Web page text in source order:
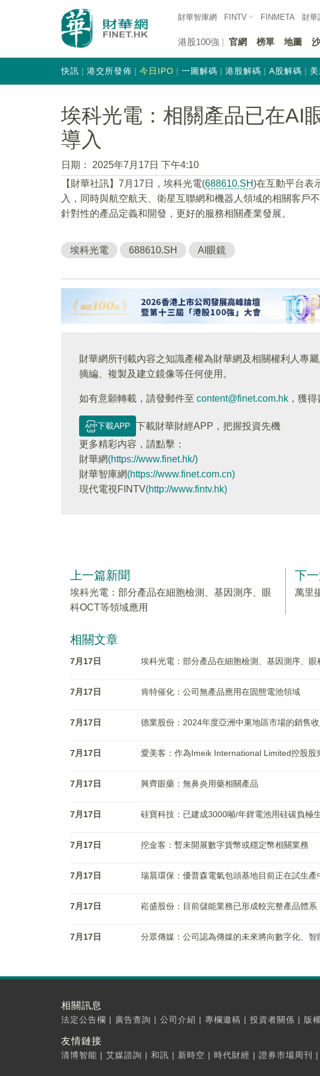
財華智庫網 FINTV FINMETA 財華
港股100強 官網 榜單 地圖
快訊 港交所發佈 今日IPO 一圖解碼 港股解碼 A股解碼
埃科光電：相關產品已在AI
導入
日期：
2025年7月17日 下午4:10
【財華社訊】7月17日，埃科光電(688610.SH)在互動平台表
入，同時與航空航天、衛星互聯網和機器人領域的相關客戶
針對性的產品定義和開發，更好的服務相關產業發展。
埃科光電 688610.SH AI眼鏡
財華網所刊載內容之知識產權為財華網及相關權利人專
摘編、複製及建立鏡像等任何使用。
如有意願轉載，請發郵件至 content@finet.com.hk ，獲
下載APP
下載財華財經APP，把握投資先機
更多精彩内容，請點擊：
財華網(https://www.finet.hk/)
財華智庫網(https://www.finet.com.cn)
現代電視FINTV(http://www.fintv.hk)
上一篇新聞
埃科光電：部分產品在細胞檢測、基因測序、眼
科OCT等領域應用
下
萬里
相關文章
7月17日 埃科光電：部分產品在細胞檢測、基因測序、眼
7月17日 肯特催化：公司無產品應用在固態電池領域
7月17日 德業股份：2024年度亞洲中東地區市場的銷售
7月17日 愛美客：作為Imeik International Limited控股股
7月17日 興齊眼藥：無鼻炎用藥相關產品
7月17日 硅寶科技：已建成3000噸/年鋰電池用硅碳負極
7月17日 挖金客：暫未開展數字貨幣或穩定幣相關業務
7月17日 瑞晨環保：優普森電氣包頭基地目前正在試生產
7月17日 崧盛股份：目前儲能業務已形成較完整產品體系
7月17日 分眾傳媒：公司認為傳媒的未來將向數字化、智
相關訊息
法定公告欄 | 廣告查詢 | 公司介紹 | 專欄邀稿 | 投資者關係 | 版
友情鏈接
清博智能 | 艾媒諮詢 | 和訊 | 新時空 | 時代財經 | 證券市場周刊 |